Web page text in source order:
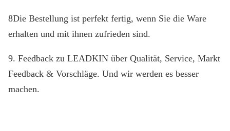
8Die Bestellung ist perfekt fertig, wenn Sie die Ware
erhalten und mit ihnen zufrieden sind.
9. Feedback zu LEADKIN über Qualität, Service, Markt
Feedback & Vorschläge. Und wir werden es besser
machen.